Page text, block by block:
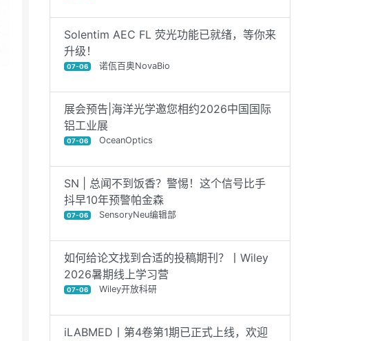
Solentim AEC FL 荧光功能已就绪，等你来
升级！
07-06 诺佤百奥NovaBio
展会预告|海洋光学邀您相约2026中国国际
铝工业展
07-06 OceanOptics
SN | 总闻不到饭香？警惕！这个信号比手
抖早10年预警帕金森
07-06 SensoryNeu编辑部
如何给论文找到合适的投稿期刊？丨Wiley
2026暑期线上学习营
07-06 Wiley开放科研
iLABMED丨第4卷第1期已正式上线，欢迎